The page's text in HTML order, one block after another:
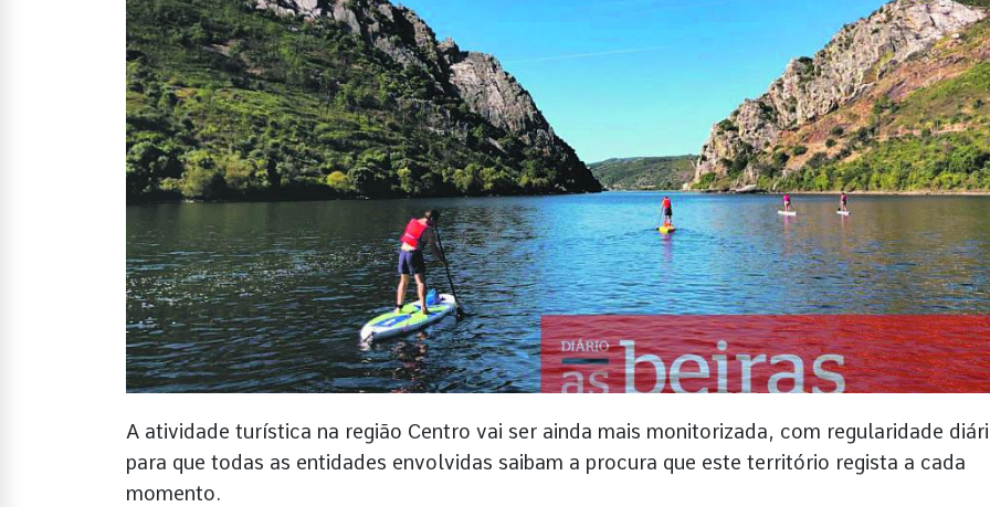
A atividade turística na região Centro vai ser ainda mais monitorizada, com regularidade
para que todas as entidades envolvidas saibam a procura que este território regista a cada
momento.